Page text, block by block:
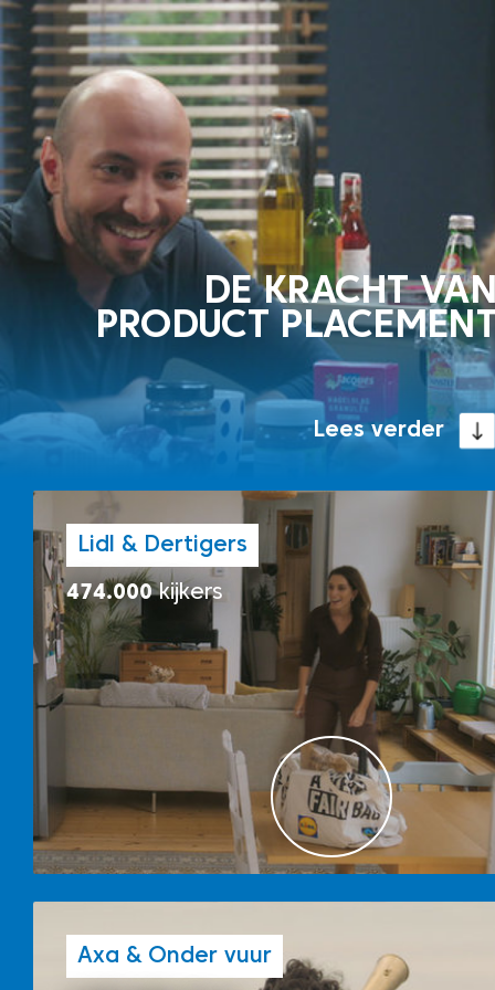
DE KRACHT
PRODUCT
Lees verder
Lidl & Dertigers
474.000kijkers
Axa & Onder vuur